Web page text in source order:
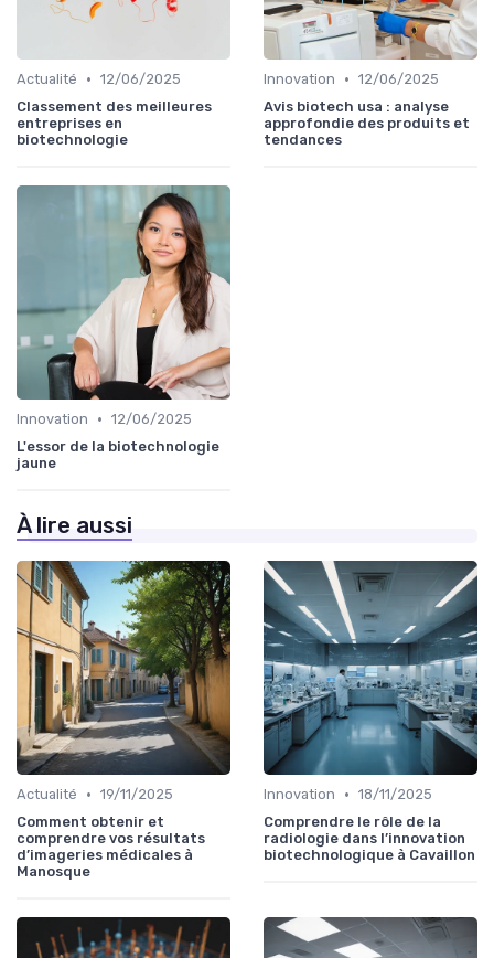
Actualité • 12/06/2025
Classement des meilleures
entreprises en
biotechnologie
Innovation • 12/06/2025
Avis biotech usa : analyse
approfondie des produits et
tendances
Innovation • 12/06/2025
L'essor de la biotechnologie
jaune
À lire aussi
Actualité • 19/11/2025
Comment obtenir et
comprendre vos résultats
d’imageries médicales à
Manosque
Innovation • 18/11/2025
Comprendre le rôle de la
radiologie dans l’innovation
biotechnologique à Cavaillon